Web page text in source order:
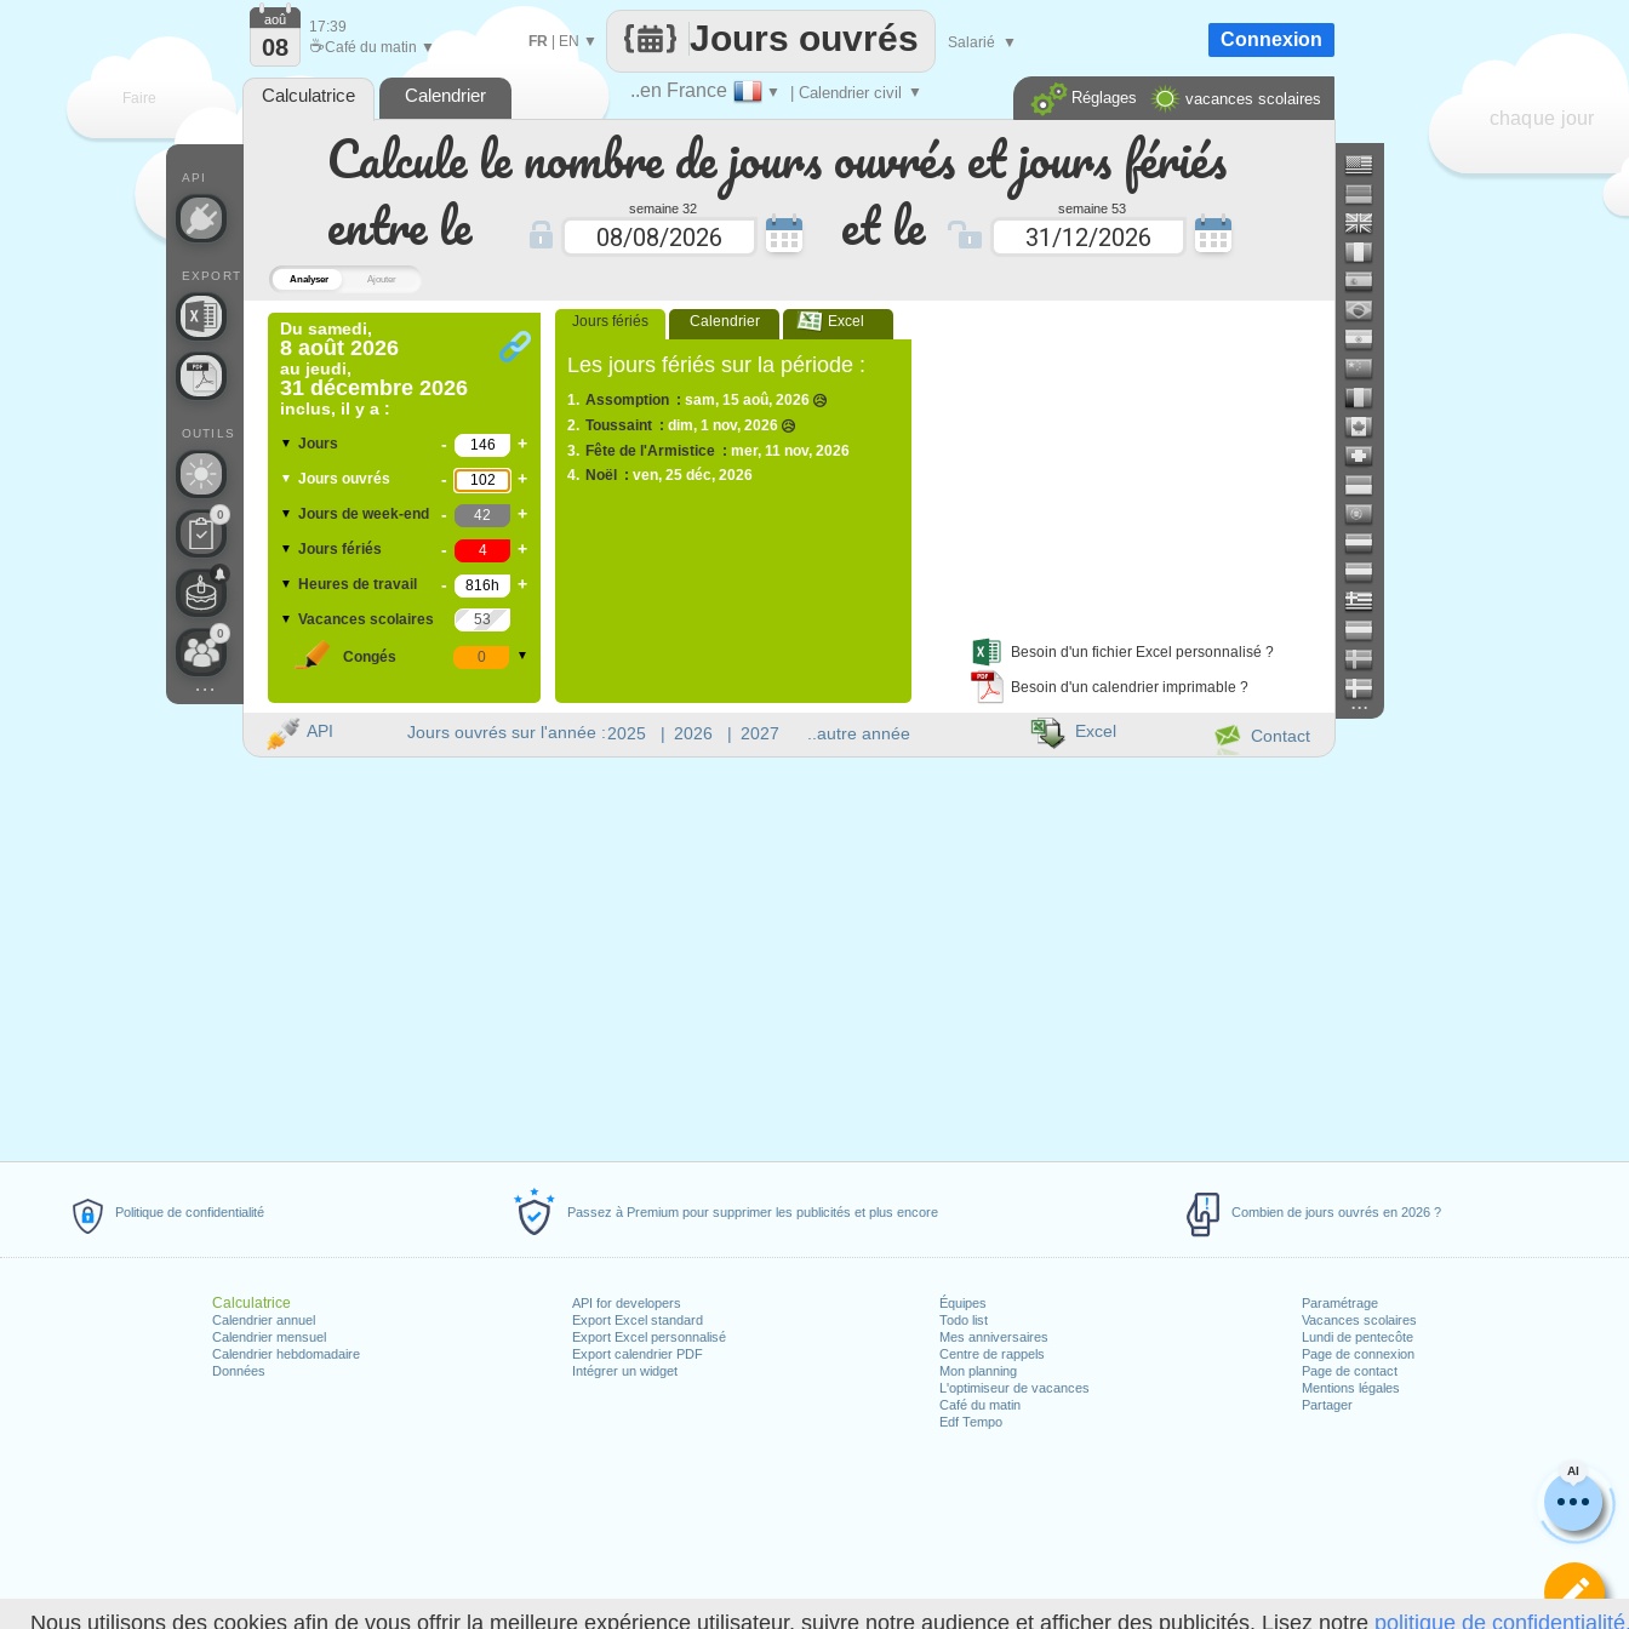
Nous utilisons des cookies afin de vous offrir la meilleure expérience utilisateur, suivre notre audience et afficher des publicités. Lisez notre politique de
Politique de confidentialité Passez à Premium pour supprimer les publicités et plus encore Combien de jours ouvrés en 2026 ?
Calculatrice
Calendrier annuel
Calendrier mensuel
Calendrier hebdomadaire
Données
API for developers
Export Excel standard
Export Excel personnalisé
Export calendrier PDF
Intégrer un widget
Équipes
Todo list
Mes anniversaires
Centre de rappels
Mon planning
L'optimiseur de vacances
Café du matin
Edf Tempo
Paramétrage
Vacances scolaires
Lundi de pentecôte
Page de connexion
Page de contact
Mentions légales
Partager
Analyser Ajouter
Calcule le nombre de jours ouvrés et jours fériés
entre le
semaine 32 et le semaine 53
Du samedi,
8 août 2026
au jeudi,
31 décembre 2026
inclus, il y a :
▼ Jours - +
▼ Jours ouvrés - +
▼ Jours de week-end - +
▼ Jours fériés - +
▼ Heures de travail - +
▼ Vacances scolaires
Congés ▼
Jours fériés Calendrier Excel
Les jours fériés sur la période :
1. Assomption : sam, 15 aoû, 2026 😥
2. Toussaint : dim, 1 nov, 2026 😥
3. Fête de l'Armistice : mer, 11 nov, 2026
4. Noël : ven, 25 déc, 2026
Besoin d'un fichier Excel personnalisé ?
Besoin d'un calendrier imprimable ?
AI
Faire
chaque jour
..en France ▼ | Calendrier civil ▼
Jours ouvrés
FR EN ▼ Salarié ▼
API
EXPORT
OUTILS
0
0
...
aoû
08
17:39
☕Café du matin ▼ Connexion
Calculatrice Calendrier vacances scolaires
Réglages
Jours ouvrés sur l'année :2025 | 2026 | 2027 ..autre année
...
API Contact
Excel